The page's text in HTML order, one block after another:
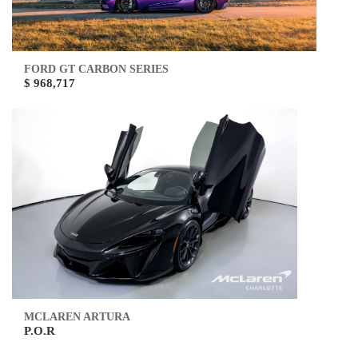
FORD GT CARBON SERIES
$ 968,717
MCLAREN ARTURA
P.O.R